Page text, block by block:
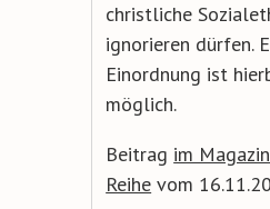
christliche
ignorieren dürfen.
Einordnung ist
möglich.
Beitrag im
Reihe vom